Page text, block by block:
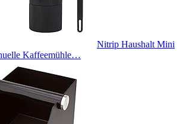
Nitrip Haushalt Mini
Kaffeemühle…